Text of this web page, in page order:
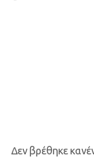
Δεν βρέθηκε